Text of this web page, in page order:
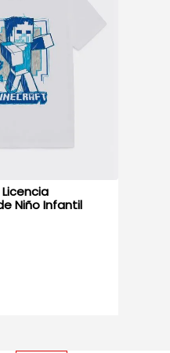
Minecraft de Niño Infantil